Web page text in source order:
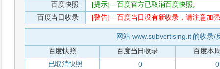
百度快照：
[提示]---百度官方已取消百度快照。
百度当日收录：
[警告]---百度当日没有新收录，请注意加
网站 www.subvertising.it 的收录/
百度快照
百度当日收录
百度本
已取消快照
0
0